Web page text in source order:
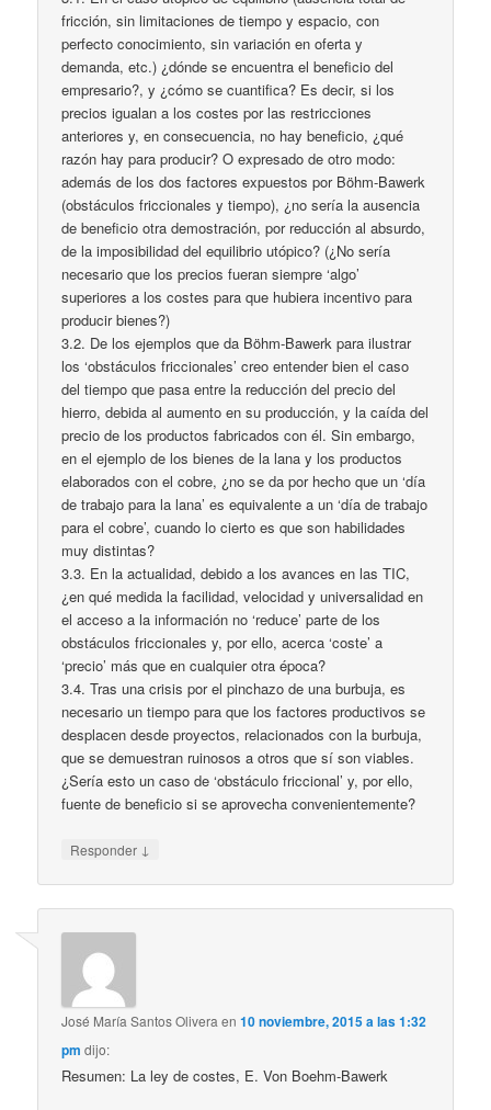
fricción, sin limitaciones de tiempo y espacio, con
perfecto conocimiento, sin variación en oferta y
demanda, etc.) ¿dónde se encuentra el beneficio del
empresario?, y ¿cómo se cuantifica? Es decir, si los
precios igualan a los costes por las restricciones
anteriores y, en consecuencia, no hay beneficio, ¿qué
razón hay para producir? O expresado de otro modo:
además de los dos factores expuestos por Böhm-Bawerk
(obstáculos friccionales y tiempo), ¿no sería la ausencia
de beneficio otra demostración, por reducción al absurdo,
de la imposibilidad del equilibrio utópico? (¿No sería
necesario que los precios fueran siempre ‘algo’
superiores a los costes para que hubiera incentivo para
producir bienes?)
3.2. De los ejemplos que da Böhm-Bawerk para ilustrar
los ‘obstáculos friccionales’ creo entender bien el caso
del tiempo que pasa entre la reducción del precio del
hierro, debida al aumento en su producción, y la caída del
precio de los productos fabricados con él. Sin embargo,
en el ejemplo de los bienes de la lana y los productos
elaborados con el cobre, ¿no se da por hecho que un ‘día
de trabajo para la lana’ es equivalente a un ‘día de trabajo
para el cobre’, cuando lo cierto es que son habilidades
muy distintas?
3.3. En la actualidad, debido a los avances en las TIC,
¿en qué medida la facilidad, velocidad y universalidad en
el acceso a la información no ‘reduce’ parte de los
obstáculos friccionales y, por ello, acerca ‘coste’ a
‘precio’ más que en cualquier otra época?
3.4. Tras una crisis por el pinchazo de una burbuja, es
necesario un tiempo para que los factores productivos se
desplacen desde proyectos, relacionados con la burbuja,
que se demuestran ruinosos a otros que sí son viables.
¿Sería esto un caso de ‘obstáculo friccional’ y, por ello,
fuente de beneficio si se aprovecha convenientemente?
Responder ↓
José María Santos Olivera en10 noviembre, 2015 a las 1:32
pm dijo:
Resumen: La ley de costes, E. Von Boehm-Bawerk